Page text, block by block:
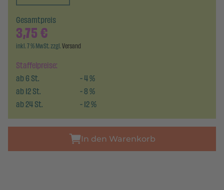
Staffelpreise:
ab6St. -4%
ab12St. -8%
ab24St. -12%
Gesamtpreis
3,75€
inkl. 7 % MwSt. zzgl.Versand
In den Warenkorb